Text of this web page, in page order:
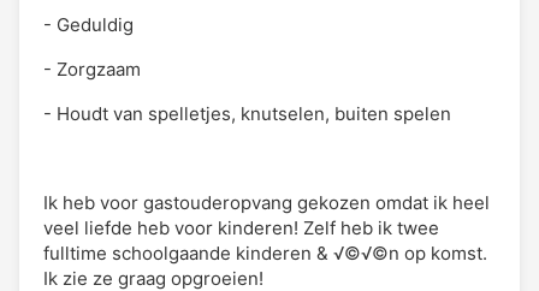
- Geduldig
- Zorgzaam
- Houdt van spelletjes, knutselen, buiten spelen
Ik heb voor gastouderopvang gekozen omdat ik heel
veel liefde heb voor kinderen! Zelf heb ik twee
fulltime schoolgaande kinderen & √©√©n op komst.
Ik zie ze graag opgroeien!